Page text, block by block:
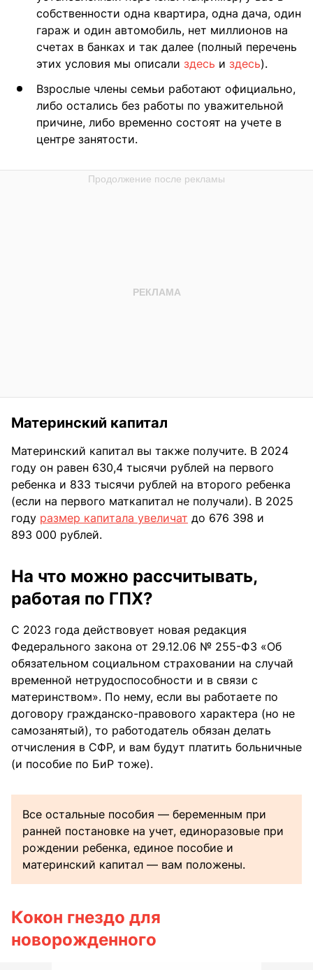
собственности одна квартира, одна дача, один
гараж и один автомобиль, нет миллионов на
счетах в банках и так далее (полный перечень
этих условия мы описали здесь и здесь).
Взрослые члены семьи работают официально,
либо остались без работы по уважительной
причине, либо временно состоят на учете в
центре занятости.
Материнский капитал
Материнский капитал вы также получите. В 2024
году он равен 630,4 тысячи рублей на первого
ребенка и 833 тысячи рублей на второго ребенка
(если на первого маткапитал не получали). В 2025
году размер капитала увеличат до 676 398 и
893 000 рублей.
На что можно рассчитывать,
работая по ГПХ?
С 2023 года действовует новая редакция
Федерального закона от 29.12.06 № 255-ФЗ «Об
обязательном социальном страховании на случай
временной нетрудоспособности и в связи с
материнством». По нему, если вы работаете по
договору гражданско-правового характера (но не
самозанятый), то работодатель обязан делать
отчисления в СФР, и вам будут платить больничные
(и пособие по БиР тоже).
Все остальные пособия — беременным при
ранней постановке на учет, единоразовые при
рождении ребенка, единое пособие и
материнский капитал — вам положены.
Кокон гнездо для
новорожденного